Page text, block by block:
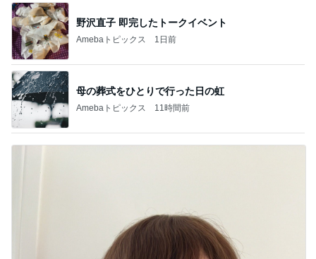
野沢直子 即完したトークイベント
Amebaトピックス 1日前
母の葬式をひとりで行った日の虹
Amebaトピックス 11時間前